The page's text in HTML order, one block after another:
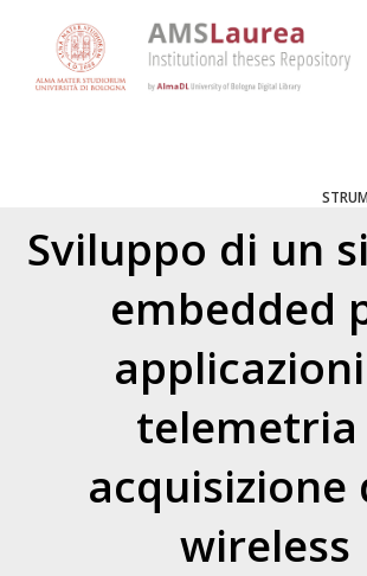
Sviluppo di un
embedded
telemetria
acquisizione
wireless